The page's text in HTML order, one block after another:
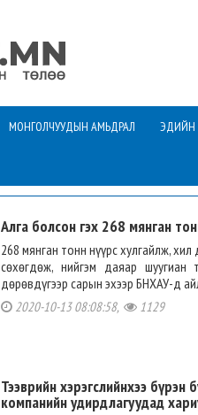
МОНГОЛЧУУДЫН АМЬДРАЛ ЭДИЙН
Алга болсон гэх 268 мянган
268 мянган тонн нүүрс хулгайлж,
сөхөгдөж, нийгэм даяар шуугиан
дөрөвдүгээр сарын эхээр БНХАУ-д
2020-10-13 08:08:58, 1129
Тээврийн хэрэгслийнхээ бүрэн
компанийн удирдлагуудад